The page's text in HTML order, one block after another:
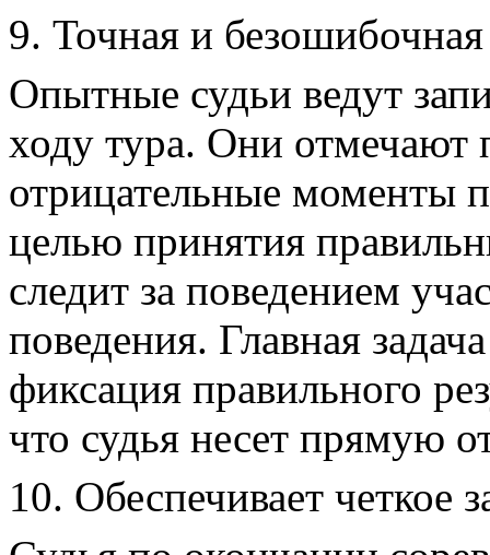
9. Точная и безошибочная
Опытные судьи ведут
ходу тура. Они отмечают
отрицательные моменты
целью принятия
следит за поведением
поведения. Главная
фиксация правильного
что судья несет прямую
10. Обеспечивает четкое